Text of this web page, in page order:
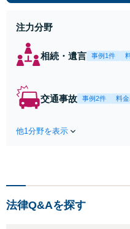
注力分野
相続・遺言 事例1件
交通事故 事例2件 料
他1分野を表示
法律Q&Aを探す